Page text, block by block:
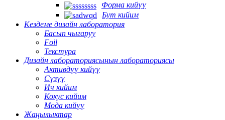
Форма кийүү
Бут кийим
Кездеме дизайн лаборатория
Басып чыгаруу
Foil
Текстура
Дизайн лабораториясынын лабораториясы
Активдүү кийүү
Сүзүү
Ич кийим
Кокус кийим
Мода кийүү
Жаңылыктар